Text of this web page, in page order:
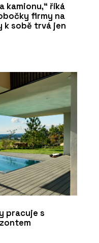
kamionu,“ říká
firmy na
sobě trvá jen
pracuje s